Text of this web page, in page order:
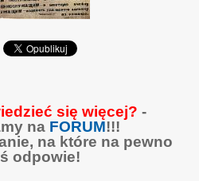
się więcej? -
na FORUM!!!
na które na pewno
odpowie!